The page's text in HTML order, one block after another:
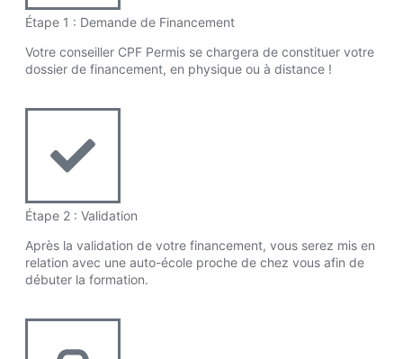
Étape 1 : Demande de Financement
Votre conseiller CPF Permis se chargera de constituer votre
dossier de financement, en physique ou à distance !
Étape 2 : Validation
Après la validation de votre financement, vous serez mis en
relation avec une auto-école proche de chez vous afin de
débuter la formation.